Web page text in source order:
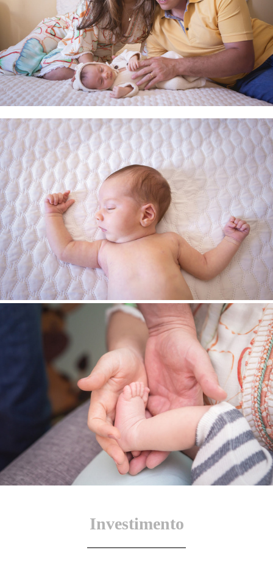
Investimento